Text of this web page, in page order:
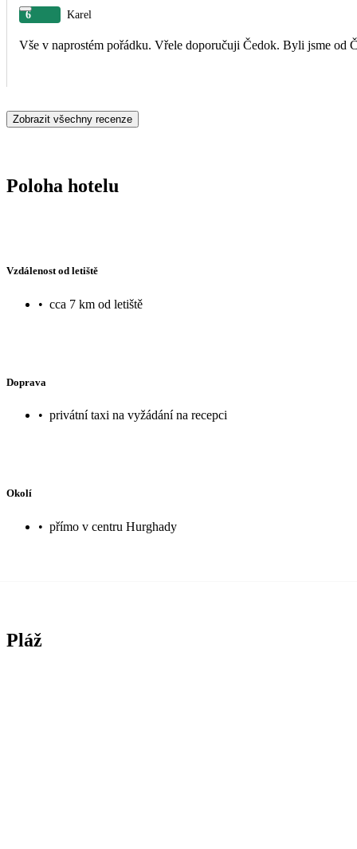
6 Karel
Vše v naprostém pořádku. Vřele doporučuji Čedok. Byli jsme od
Zobrazit všechny recenze
Poloha hotelu
Vzdálenost od letiště
• cca 7 km od letiště
Doprava
• privátní taxi na vyžádání na recepci
Okolí
• přímo v centru Hurghady
Pláž